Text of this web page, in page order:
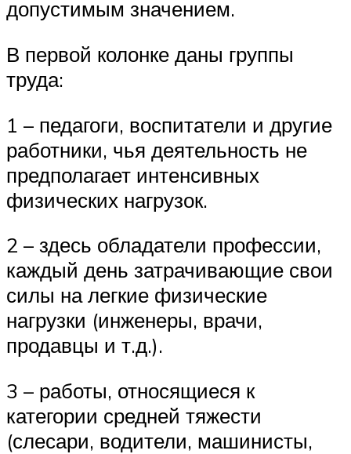
допустимым значением.
В первой колонке даны группы
труда:
1 – педагоги, воспитатели и другие
работники, чья деятельность не
предполагает интенсивных
физических нагрузок.
2 – здесь обладатели профессии,
каждый день затрачивающие свои
силы на легкие физические
нагрузки (инженеры, врачи,
продавцы и т.д.).
3 – работы, относящиеся к
категории средней тяжести
(слесари, водители, машинисты,